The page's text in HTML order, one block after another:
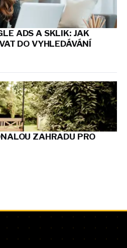
ADS A SKLIK: JAK
DO VYHLEDÁVÁNÍ
ZAHRADU PRO